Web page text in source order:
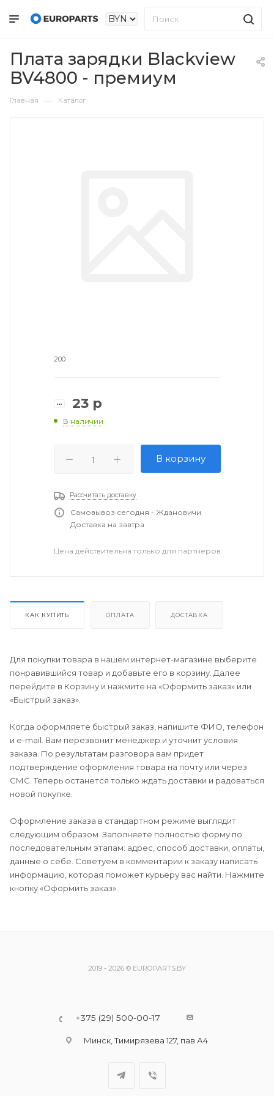
Плата зарядки Blackview
BV4800 - премиум
Главная — Каталог
200
23р
В наличии
В корзину
Рассчитать доставку
Самовывоз сегодня - Ждановичи
Доставка на завтра
Цена действительна только для партнеров
КАК КУПИТЬ ОПЛАТА ДОСТАВКА
Для покупки товара в нашем интернет-магазине выберите
понравившийся товар и добавьте его в корзину. Далее
перейдите в Корзину и нажмите на «Оформить заказ» или
«Быстрый заказ».
Когда оформляете быстрый заказ, напишите ФИО, телефон
и e-mail. Вам перезвонит менеджер и уточнит условия
заказа. По результатам разговора вам придет
подтверждение оформления товара на почту или через
СМС. Теперь останется только ждать доставки и радоваться
новой покупке.
Оформление заказа в стандартном режиме выглядит
следующим образом. Заполняете полностью форму по
последовательным этапам: адрес, способ доставки, оплаты,
данные о себе. Советуем в комментарии к заказу написать
информацию, которая поможет курьеру вас найти. Нажмите
кнопку «Оформить заказ».
2019 - 2026 © EUROPARTS.BY
+375 (29) 500-00-17
Минск, Тимирязева 127, пав А4